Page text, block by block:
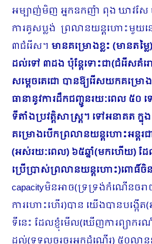
អម្បាញ់មិញ អ្នកឧកញ៉ា ពុង ឃាវសែ
ការគូសប្លង់ ព្រលានយន្តហោះមួយន
៣ជំរើស។ មានគម្រោងខ្លះ (មានតម្
ដល់ទៅ ៣ដង ប៉ុន្តែទោះជា(ជំរើសគំ
សម្ដេចតេជោ បានឱ្យរើសយកគម្រោង
ធានានូវការដឹកជញ្ជូនរយៈពេល ៥០ ទ
ទីតាំងប្រវត្តិសាស្រ្ត។ ទៅអនាគត ក្
គម្រោងបើកព្រលានយន្តហោះអន្ត
(អស់រយៈពេល) ៦៥ឆ្នាំ(មកហើយ)
ប្រើប្រាស់ព្រលានយន្តហោះ)ពោធិ៍ចិ
capacityមិនអាច(ទ្រទ្រង់កំណើនចរ
ការហោះហើរ)បាន យើងបានបង្កើត(
ទីនេះ ដែលខ្ញុំមើល(ឃើញការព្យាក